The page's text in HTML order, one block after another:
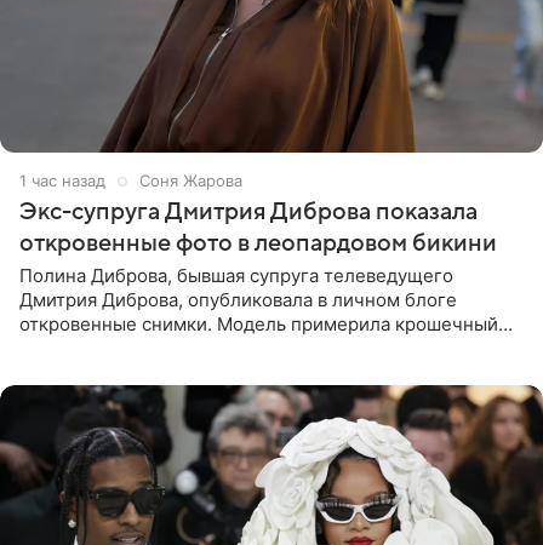
1 час назад Соня Жарова
Экс-супруга Дмитрия Диброва показала
откровенные фото в леопардовом бикини
Полина Диброва, бывшая супруга телеведущего
Дмитрия Диброва, опубликовала в личном блоге
откровенные снимки. Модель примерила крошечный